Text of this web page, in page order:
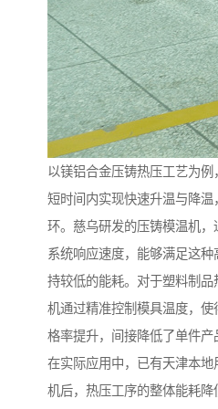
以镁铝合金压铸热压工艺为
短时间内实现快速升温与降
环。慈乌研发的压铸模温机，
系统响应速度，能够满足这
持较低的能耗。对于塑料制
机通过精准控制模具温度，
格率提升，间接降低了单件产
在实际应用中，已有天津本
机后，热压工序的整体能耗降